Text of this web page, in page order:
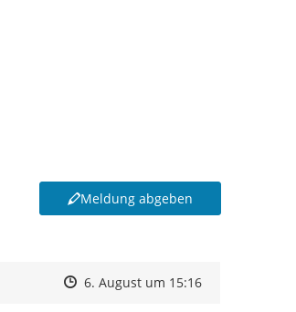
Meldung abgeben
Zeitpunkt des Erstellens
Zeitpunkt des Erstellens
6. August um 15:16Zur Äußerung